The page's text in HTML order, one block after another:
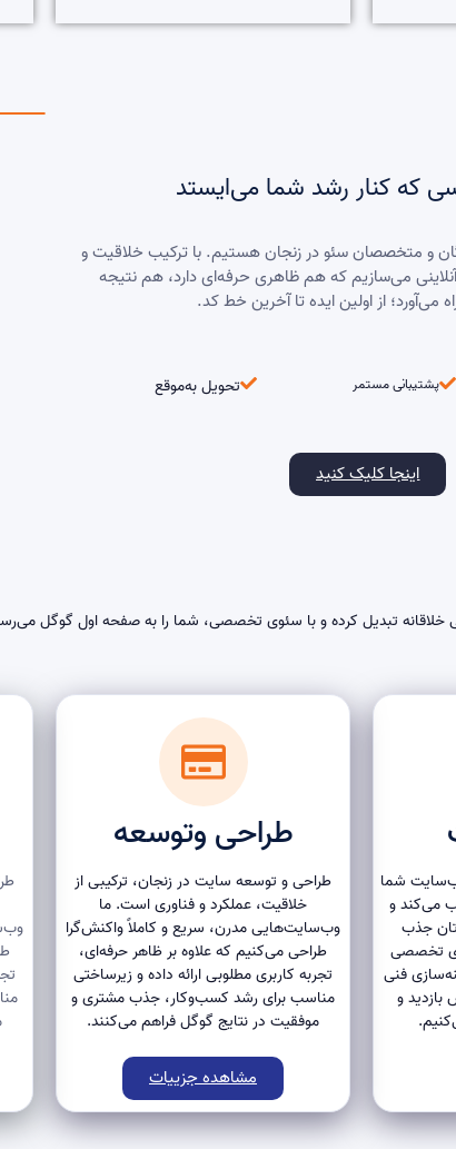
که کنار رشد شما می‌ایستد
و متخصصان سئو در زنجان هستیم. با ترکیب خلاقیت و
می‌سازیم که هم ظاهری حرفه‌ای دارد، هم نتیجه
از اولین ایده تا آخرین خط کد.
پشتیبانی مستمر تحویل به‌موقع
اینجا کلیک کنید
تبدیل کرده و با سئوی تخصصی، شما را به صفحه اول گوگل
شما
می‌کند و
جذب
تخصصی
فنی
بازدید و
طراحی وتوسعه
طراحی و توسعه سایت در زنجان، ترکیبی از
خلاقیت، عملکرد و فناوری است. ما
وب‌سایت‌هایی مدرن، سریع و کاملاً واکنش‌گرا
طراحی می‌کنیم که علاوه بر ظاهر حرفه‌ای،
تجربه کاربری مطلوبی ارائه داده و زیرساختی
مناسب برای رشد کسب‌وکار، جذب مشتری و
موفقیت در نتایج گوگل فراهم می‌کنند.
مشاهده جزییات